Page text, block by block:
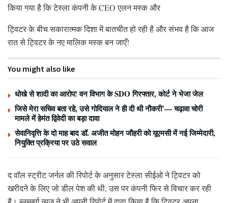
किया गया है कि टेस्ला कंपनी के CEO एलन मस्क और
ट्विटर के बीच सकारात्मक दिशा में बातचीत हो रही है और संभव है कि आज
रात से ट्विटर के नए मालिक मस्क बन जाएँ!
You might also like
धोखे से शादी का आरोप! वन विभाग के SDO गिरफ्तार, कोर्ट ने भेजा जेल
जिसे मेरा सचिव बता रहे, उसे गोदियाल ने ही दी थी नौकरी’— चढ़ावा चोरी
मामले में हेमंत द्विवेदी का बड़ा दावा
सेवानिवृत्ति के दो माह बाद डॉ. अजीत मोहन जौहरी को यूएमसी में नई जिम्मेदारी,
नियुक्ति प्रक्रिया पर उठे सवाल
द वॉल स्ट्रीट जर्नल की रिपोर्ट के अनुसार टेस्ला सीईओ ने ट्विटर को
खरीदने के लिए जो डील पेश की थी, उस पर कंपनी फिर से विचार कर रही